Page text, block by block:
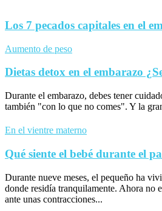
Los 7 pecados capitales en el
Aumento de peso
Dietas detox en el embarazo
Durante el embarazo, debes tener
también "con lo que no comes". Y la
En el vientre materno
Qué siente el bebé durante el
Durante nueve meses, el pequeño ha
donde residía tranquilamente. Ahora no
ante unas contracciones...